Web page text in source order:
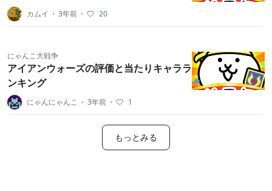
カムイ ・ 3年前 ・ 20
にゃんこ大戦争
アイアンウォーズの評価と当たりキャララ
ンキング
にゃんにゃんこ ・ 3年前 ・ 1
もっとみる